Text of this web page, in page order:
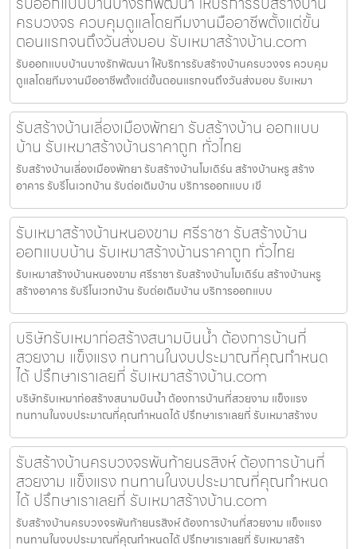
ครบวงจร ควบคุมดูแลโดยทีมงานมืออาชีพตั้งแต่ขั้น
ตอนแรกจนถึงวันส่งมอบ รับเหมาสร้างบ้าน.com
รับออกแบบบ้านบางรักพัฒนา ให้บริการรับสร้างบ้านครบวงจร ควบคุม
ดูแลโดยทีมงานมืออาชีพตั้งแต่ขั้นตอนแรกจนถึงวันส่งมอบ รับเหมา
รับสร้างบ้านเลี่องเมืองพัทยา รับสร้างบ้าน ออกแบบ
บ้าน รับเหมาสร้างบ้านราคาถูก ทั่วไทย
รับสร้างบ้านเลี่องเมืองพัทยา รับสร้างบ้านโมเดิร์น สร้างบ้านหรู สร้าง
อาคาร รับรีโนเวทบ้าน รับต่อเติมบ้าน บริการออกแบบ เขี
รับเหมาสร้างบ้านหนองขาม ศรีราชา รับสร้างบ้าน
ออกแบบบ้าน รับเหมาสร้างบ้านราคาถูก ทั่วไทย
รับเหมาสร้างบ้านหนองขาม ศรีราชา รับสร้างบ้านโมเดิร์น สร้างบ้านหรู
สร้างอาคาร รับรีโนเวทบ้าน รับต่อเติมบ้าน บริการออกแบบ
บริษัทรับเหมาก่อสร้างสนามบินน้ำ ต้องการบ้านที่
สวยงาม แข็งแรง ทนทานในงบประมาณที่คุณกำหนด
ได้ ปรึกษาเราเลยที่ รับเหมาสร้างบ้าน.com
บริษัทรับเหมาก่อสร้างสนามบินน้ำ ต้องการบ้านที่สวยงาม แข็งแรง
ทนทานในงบประมาณที่คุณกำหนดได้ ปรึกษาเราเลยที่ รับเหมาสร้างบ
รับสร้างบ้านครบวงจรพันท้ายนรสิงห์ ต้องการบ้านที่
สวยงาม แข็งแรง ทนทานในงบประมาณที่คุณกำหนด
ได้ ปรึกษาเราเลยที่ รับเหมาสร้างบ้าน.com
รับสร้างบ้านครบวงจรพันท้ายนรสิงห์ ต้องการบ้านที่สวยงาม แข็งแรง
ทนทานในงบประมาณที่คุณกำหนดได้ ปรึกษาเราเลยที่ รับเหมาสร้า